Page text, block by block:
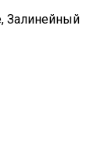
Залинейный